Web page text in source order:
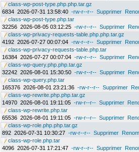
class-wp-post-type.php.php.tar.gz
6834 2026-07-31 13:58:40 -rw-r--r-- Supprimer
class-wp-post-type.php.tar
32256 2026-08-05 03:12:25 -rw-r--r-- Supprimer
class-wp-privacy-requests-table.php.php.tar.gz
4192 2026-07-27 00:07:04 -rw-r--r-- Supprimer
class-wp-privacy-requests-table.php.tar
16384 2026-07-27 00:07:04 -rw-r--r-- Supprimer
class-wp-query.php.php.tar.gz
32242 2026-08-01 15:30:50 -rw-r--r-- Supprimer
class-wp-query.php.tar
165376 2026-08-01 23:21:36 -rw-r--r-- Supprimer
class-wp-rewrite.php.php.tar.gz
14970 2026-08-01 19:11:05 -rw-r--r-- Supprimer
class-wp-rewrite.php.tar
65536 2026-08-01 19:11:05 -rw-r--r-- Supprimer
class-wp-role.php.php.tar.gz
892 2026-07-31 10:30:27 -rw-r--r-- Supprimer
class-wp-role.php.tar
4096 2026-07-31 17:21:47 -rw-r--r-- Supprimer